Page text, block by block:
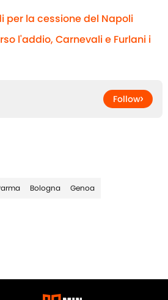
per la cessione del Napoli
l'addio, Carnevali e Furlani i
Follow
Bologna Genoa